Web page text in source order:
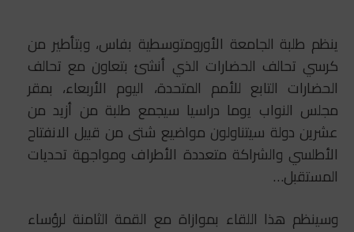
ينظم طلبة الجامعة الأورومتوسطية بفاس، وبتأطير من
كرسي تحالف الحضارات الذي أنشئ بتعاون مع تحالف
الحضارات التابع للأمم المتحدة، اليوم الأربعاء، بمقر
مجلس النواب يوما دراسيا سيجمع طلبة من أزيد من
عشرين دولة سيتناولون مواضيع شتى من قبيل الانفتاح
الأطلسي والشراكة متعددة الأطراف ومواجهة تحديات
المستقبل…
وسينظم هذا اللقاء بموازاة مع القمة الثامنة لرؤساء